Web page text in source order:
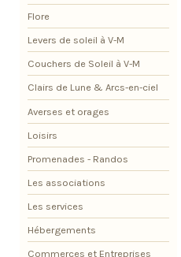
Flore
Levers de soleil à V-M
Couchers de Soleil à V-M
Clairs de Lune & Arcs-en-ciel
Averses et orages
Loisirs
Promenades - Randos
Les associations
Les services
Hébergements
Commerces et Entreprises